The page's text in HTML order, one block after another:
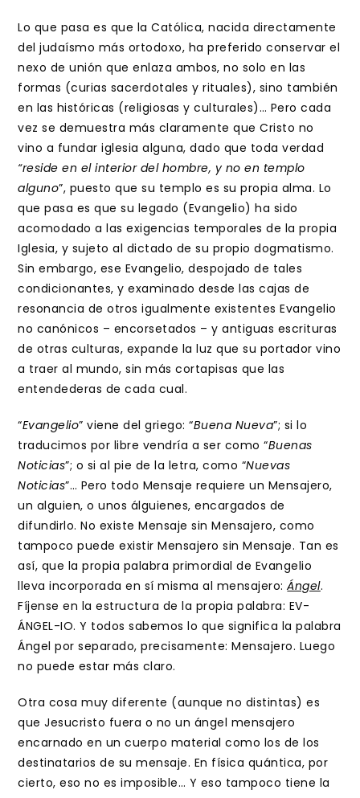
Lo que pasa es que la Católica, nacida directamente
del judaísmo más ortodoxo, ha preferido conservar el
nexo de unión que enlaza ambos, no solo en las
formas (curias sacerdotales y rituales), sino también
en las históricas (religiosas y culturales)… Pero cada
vez se demuestra más claramente que Cristo no
vino a fundar iglesia alguna, dado que toda verdad
“reside en el interior del hombre, y no en templo
alguno”, puesto que su templo es su propia alma. Lo
que pasa es que su legado (Evangelio) ha sido
acomodado a las exigencias temporales de la propia
Iglesia, y sujeto al dictado de su propio dogmatismo.
Sin embargo, ese Evangelio, despojado de tales
condicionantes, y examinado desde las cajas de
resonancia de otros igualmente existentes Evangelio
no canónicos – encorsetados – y antiguas escrituras
de otras culturas, expande la luz que su portador vino
a traer al mundo, sin más cortapisas que las
entendederas de cada cual.
“Evangelio” viene del griego: “Buena Nueva”; si lo
traducimos por libre vendría a ser como “Buenas
Noticias”; o si al pie de la letra, como “Nuevas
Noticias”… Pero todo Mensaje requiere un Mensajero,
un alguien, o unos álguienes, encargados de
difundirlo. No existe Mensaje sin Mensajero, como
tampoco puede existir Mensajero sin Mensaje. Tan es
así, que la propia palabra primordial de Evangelio
lleva incorporada en sí misma al mensajero:Ángel.
Fíjense en la estructura de la propia palabra: EV-
ÁNGEL-IO. Y todos sabemos lo que significa la palabra
Ángel por separado, precisamente: Mensajero. Luego
no puede estar más claro.
Otra cosa muy diferente (aunque no distintas) es
que Jesucristo fuera o no un ángel mensajero
encarnado en un cuerpo material como los de los
destinatarios de su mensaje. En física quántica, por
cierto, eso no es imposible… Y eso tampoco tiene la